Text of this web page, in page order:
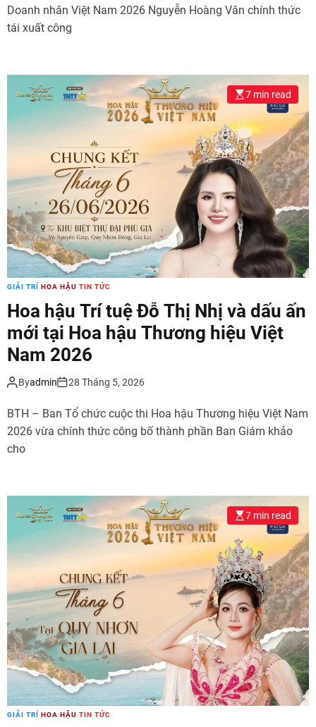
Doanh nhân Việt Nam 2026 Nguyễn Hoàng Vân chính thức
tái xuất công
7 min read
GIẢI TRÍ HOA HẬU TIN TỨC
Hoa hậu Trí tuệ Đỗ Thị Nhị và dấu ấn
mới tại Hoa hậu Thương hiệu Việt
Nam 2026
Byadmin 28 Tháng 5, 2026
BTH – Ban Tổ chức cuộc thi Hoa hậu Thương hiệu Việt Nam
2026 vừa chính thức công bố thành phần Ban Giám khảo
cho
7 min read
GIẢI TRÍ HOA HẬU TIN TỨC